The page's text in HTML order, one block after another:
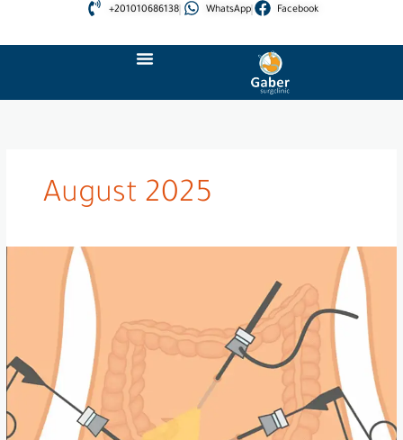
content
+201010686138 WhatsApp Facebook
August 2025
استئصال